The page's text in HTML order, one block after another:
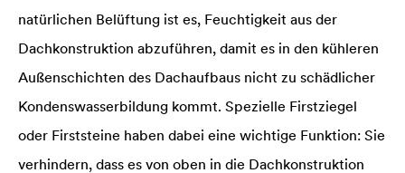
natürlichen Belüftung ist es, Feuchtigkeit aus der
Dachkonstruktion abzuführen, damit es in den kühleren
Außenschichten des Dachaufbaus nicht zu schädlicher
Kondenswasserbildung kommt. Spezielle Firstziegel
oder Firststeine haben dabei eine wichtige Funktion: Sie
verhindern, dass es von oben in die Dachkonstruktion